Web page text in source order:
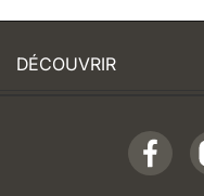
DÉCOUVRIR